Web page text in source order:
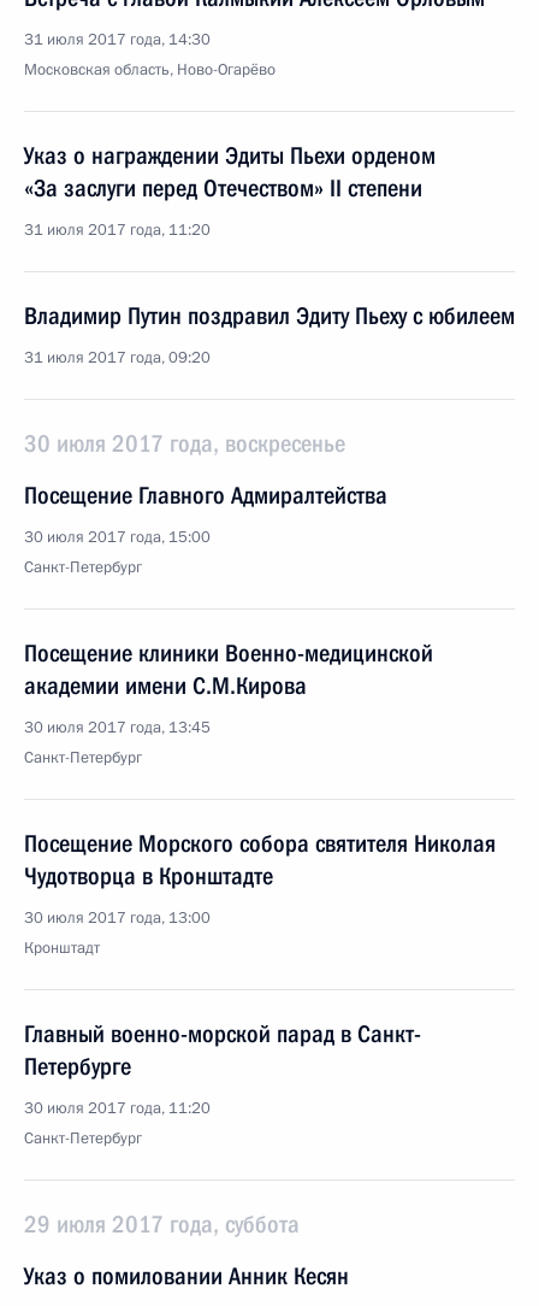
31 июля 2017 года, 14:30
Московская область, Ново-Огарёво
Указ о награждении Эдиты Пьехи орденом
«За заслуги перед Отечеством» II степени
31 июля 2017 года, 11:20
Владимир Путин поздравил Эдиту Пьеху с юбилеем
31 июля 2017 года, 09:20
30 июля 2017 года, воскресенье
Посещение Главного Адмиралтейства
30 июля 2017 года, 15:00
Санкт-Петербург
Посещение клиники Военно-медицинской
академии имени С.М.Кирова
30 июля 2017 года, 13:45
Санкт-Петербург
Посещение Морского собора святителя Николая
Чудотворца в Кронштадте
30 июля 2017 года, 13:00
Кронштадт
Главный военно-морской парад в Санкт-
Петербурге
30 июля 2017 года, 11:20
Санкт-Петербург
29 июля 2017 года, суббота
Указ о помиловании Анник Кесян